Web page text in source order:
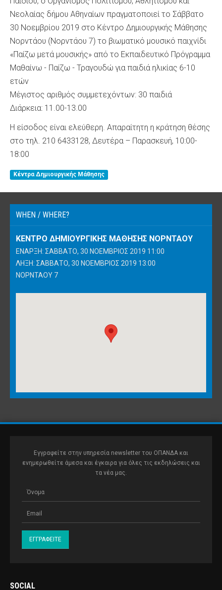
Νεολαίας δήμου Αθηναίων πραγματοποιεί το Σάββατο
30 Νοεμβρίου 2019 στο Κέντρο Δημιουργικής Μάθησης
Νορντάου (Νορντάου 7) το βιωματικό μουσικό παιχνίδι
«Παίζω μετά μουσικής» από το Εκπαιδευτικό Πρόγραμμα
Μαθαίνω - Παίζω - Τραγουδώ για παιδιά ηλικίας 6-10
ετών
Μέγιστος αριθμός συμμετεχόντων: 30 παιδιά
Διάρκεια: 11.00-13.00
Η είσοδος είναι ελεύθερη. Απαραίτητη η κράτηση θέσης
στο τηλ. 210 6433128, Δευτέρα – Παρασκευή, 10:00-
18:00
Κέντρα Δημιουργικής Μάθησης
WHEN / WHERE?
ΚΈΝΤΡΟ ΔΗΜΙΟΥΡΓΙΚΉΣ ΜΆΘΗΣΗΣ ΝΟΡΝΤΆΟΥ
ΈΝΑΡΞΗ: ΣΆΒΒΑΤΟ, 30 ΝΟΈΜΒΡΙΟΣ 2019 11:00
ΛΉΞΗ: ΣΆΒΒΑΤΟ, 30 ΝΟΈΜΒΡΙΟΣ 2019 13:00
ΝΟΡΝΤΆΟΥ 7
Εγγραφείτε στην υπηρεσία newsletter του ΟΠΑΝΔΑ και
ενημερωθείτε άμεσα και έγκαιρα για όλες τις εκδηλώσεις και
τα νέα μας.
SOCIAL